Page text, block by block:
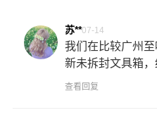
苏**07-14
我们在比较广州
新未拆封文具箱
查看回复